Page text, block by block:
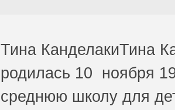
Тина КанделакиТина
родилась 10 ноября
среднюю школу для